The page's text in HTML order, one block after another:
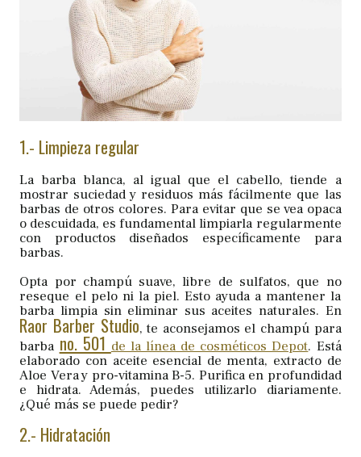
1.- Limpieza regular
La barba blanca, al igual que el cabello, tiende a
mostrar suciedad y residuos más fácilmente que las
barbas de otros colores. Para evitar que se vea opaca
o descuidada, es fundamental limpiarla regularmente
con productos diseñados específicamente para
barbas.
Opta por champú suave, libre de sulfatos, que no
reseque el pelo ni la piel. Esto ayuda a mantener la
barba limpia sin eliminar sus aceites naturales. En
Raor Barber Studio, te aconsejamos el champú para
barba no. 501 de la línea de cosméticos Depot. Está
elaborado con aceite esencial de menta, extracto de
Aloe Vera y pro-vitamina B-5. Purifica en profundidad
e hidrata. Además, puedes utilizarlo diariamente.
¿Qué más se puede pedir?
2.- Hidratación